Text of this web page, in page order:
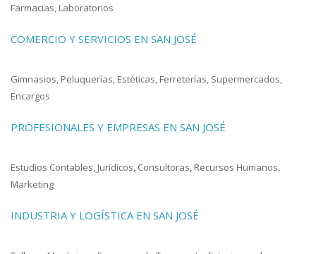
Farmacias, Laboratorios
COMERCIO Y SERVICIOS EN SAN JOSÉ
Gimnasios, Peluquerías, Estéticas, Ferreterías, Supermercados,
Encargos
PROFESIONALES Y EMPRESAS EN SAN JOSÉ
Estudios Contables, Jurídicos, Consultoras, Recursos Humanos,
Marketing
INDUSTRIA Y LOGÍSTICA EN SAN JOSÉ